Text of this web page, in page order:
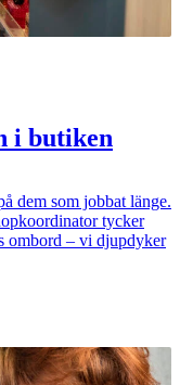
i butiken
dem som jobbat länge.
tycker
ombord – vi djupdyker